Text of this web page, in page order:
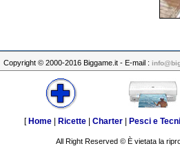
Copyright © 2000-2016 Biggame.it - E-mail :
[ Home| Ricette| Charter| Pesci e
All Right Reserved © È vietata la